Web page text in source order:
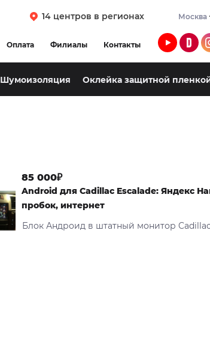
14 центров в регионах Москва
Оплата Филиалы Контакты
Шумоизоляция Оклейка защитной
85 000₽
Android для Cadillac Escalade: Яндекс
пробок, интернет
Блок Андроид в штатный монитор Cadillac